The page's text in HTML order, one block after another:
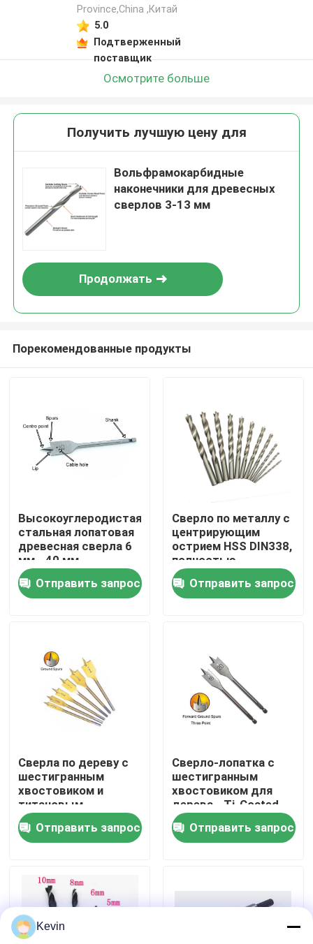
Дом
Продукты
Путешествие фабрики
Проверка качества
Свяжитесь мы
Новости
буровые наконечники хсс
Кирпичный Drill Bit
Province,China ,Китай
5.0
Подтверженный
поставщик
Осмотрите больше
Получить лучшую цену для
Вольфрамокарбидные
наконечники для древесных
сверлов 3-13 мм
Продолжать
Порекомендованные продукты
Высокоуглеродистая
стальная лопатовая
древесная сверла 6
мм - 40 мм
Отправить запрос
Сверло по металлу с
центрирующим
острием HSS DIN338,
полностью
шлифованное, с
яркой поверхностью
Отправить запрос
Сверла по дереву с
шестигранным
хвостовиком и
титановым
покрытием,
стандарт DIN, 6-40
мм
Отправить запрос
Сверло-лопатка с
шестигранным
хвостовиком для
дерева - Ti-Coated,
стандарт DIN
Отправить запрос
Kevin